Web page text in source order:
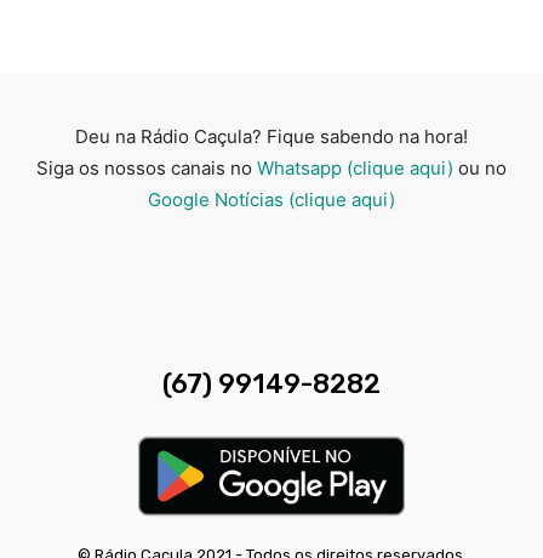
Deu na Rádio Caçula? Fique sabendo na hora!
Siga os nossos canais no Whatsapp (clique aqui) ou no
Google Notícias (clique aqui)
(67) 99149-8282